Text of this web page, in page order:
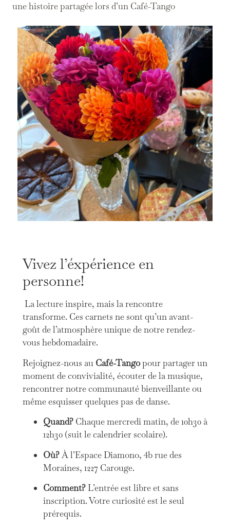
une histoire partagée lors d’un Café-Tango
Vivez l’éxpérience en
personne!
La lecture inspire, mais la rencontre
transforme. Ces carnets ne sont qu’un avant-
goût de l’atmosphère unique de notre rendez-
vous hebdomadaire.
Rejoignez-nous au Café-Tangopour partager un
moment de convivialité, écouter de la musique,
rencontrer notre communauté bienveillante ou
même esquisser quelques pas de danse.
Quand? Chaque mercredi matin, de 10h30 à
12h30 (suit le calendrier scolaire).
Où?À l’Espace Diamono, 4b rue des
Moraines, 1227 Carouge.
Comment?L’entrée est libre et sans
inscription. Votre curiosité est le seul
prérequis.